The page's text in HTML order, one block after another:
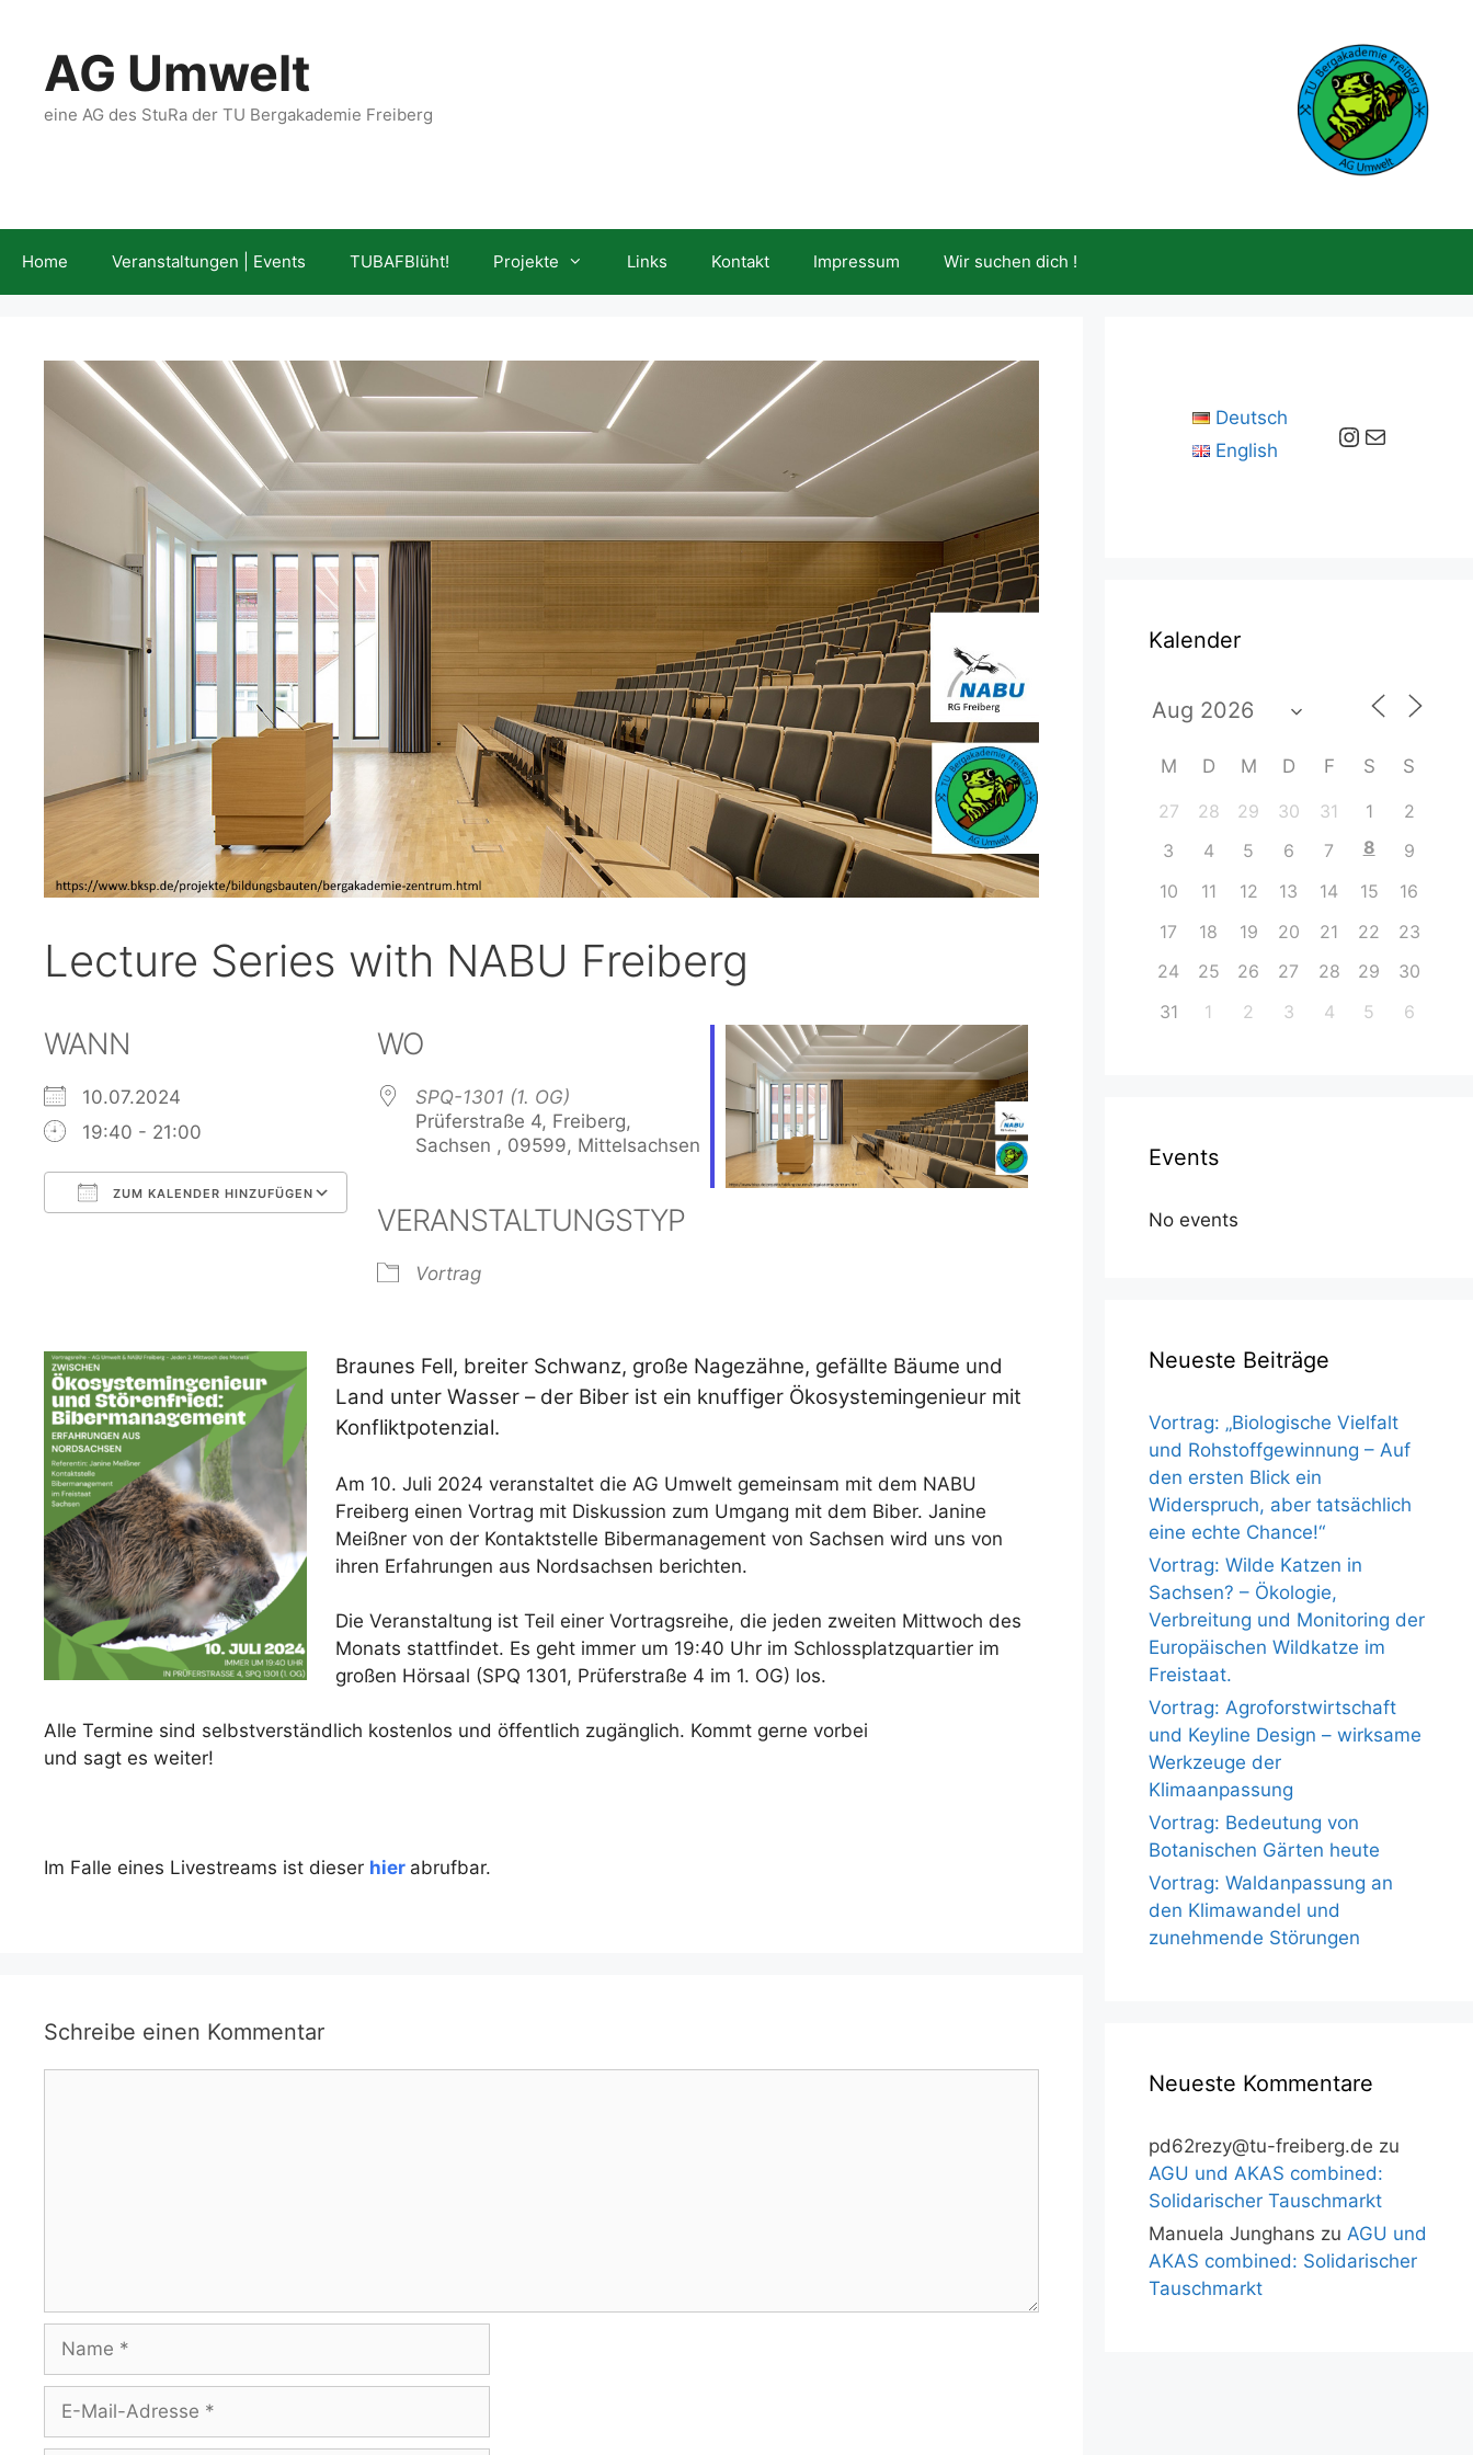
springenAG Umwelt
eine AG des StuRa der TU Bergakademie Freiberg
Home Veranstaltungen | Events TUBAFBlüht! Projekte Links Kontakt Impressum Wir suchen dich !
Lecture Series with NABU Freiberg
WANN
10.07.2024
19:40 - 21:00
ZUM KALENDER HINZUFÜGEN
Google Kalender iCalendar Outlook Live
WO
SPQ-1301 (1. OG)
Prüferstraße 4, Freiberg,
Sachsen , 09599, Mittelsachsen
VERANSTALTUNGSTYP
Vortrag
Braunes Fell, breiter Schwanz, große Nagezähne, gefällte Bäume und
Land unter Wasser – der Biber ist ein knuffiger Ökosystemingenieur mit
Konfliktpotenzial.
Am 10. Juli 2024 veranstaltet die AG Umwelt gemeinsam mit dem NABU
Freiberg einen Vortrag mit Diskussion zum Umgang mit dem Biber. Janine
Meißner von der Kontaktstelle Bibermanagement von Sachsen wird uns von
ihren Erfahrungen aus Nordsachsen berichten.
Die Veranstaltung ist Teil einer Vortragsreihe, die jeden zweiten Mittwoch des
Monats stattfindet. Es geht immer um 19:40 Uhr im Schlossplatzquartier im
großen Hörsaal (SPQ 1301, Prüferstraße 4 im 1. OG) los.
Alle Termine sind selbstverständlich kostenlos und öffentlich zugänglich. Kommt gerne vorbei
und sagt es weiter!
Im Falle eines Livestreams ist dieser hier abrufbar.
Schreibe einen Kommentar
Mail-
Deutsch
English
Instagram E-Mail
Kalender
M D M D F S S
27 28 29 30 31 1
2
3
4 5 6 7 8
9
10
11 12 13 14 15
16
17
18 19 20 21 22
23
24
25 26 27 28 29
30
31
1 2 3 4 5 6
Events
No events
Neueste Beiträge
Vortrag: „Biologische Vielfalt
und Rohstoffgewinnung – Auf
den ersten Blick ein
Widerspruch, aber tatsächlich
eine echte Chance!“
Vortrag: Wilde Katzen in
Sachsen? – Ökologie,
Verbreitung und Monitoring der
Europäischen Wildkatze im
Freistaat.
Vortrag: Agroforstwirtschaft
und Keyline Design – wirksame
Werkzeuge der
Klimaanpassung
Vortrag: Bedeutung von
Botanischen Gärten heute
Vortrag: Waldanpassung an
den Klimawandel und
zunehmende Störungen
Neueste Kommentare
pd62rezy@tu-freiberg.de zu
AGU und AKAS combined:
Solidarischer Tauschmarkt
Manuela Junghans zu AGU und
AKAS combined: Solidarischer
Tauschmarkt